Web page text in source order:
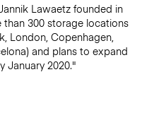
Lawaetz founded in
than 300 storage locations
London, Copenhagen,
and plans to expand
January 2020."